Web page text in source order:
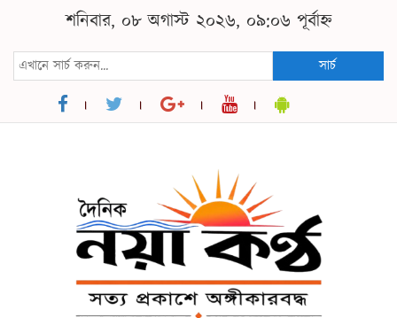
শনিবার, ০৮ অগাস্ট ২০২৬, ০৯:০৬ পূর্বাহ্ন
সার্চ